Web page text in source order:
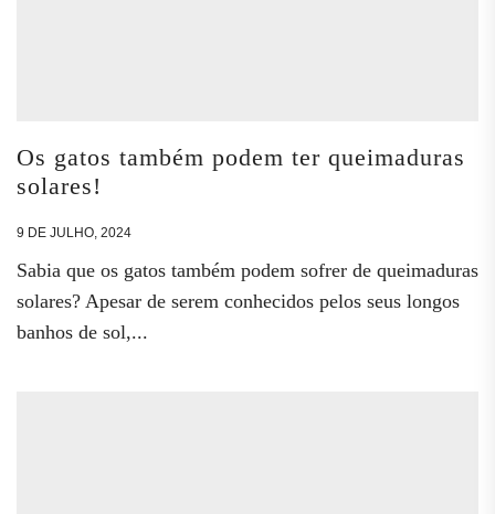
Os gatos também podem ter queimaduras
solares!
9 DE JULHO, 2024
Sabia que os gatos também podem sofrer de queimaduras
solares? Apesar de serem conhecidos pelos seus longos
banhos de sol,...